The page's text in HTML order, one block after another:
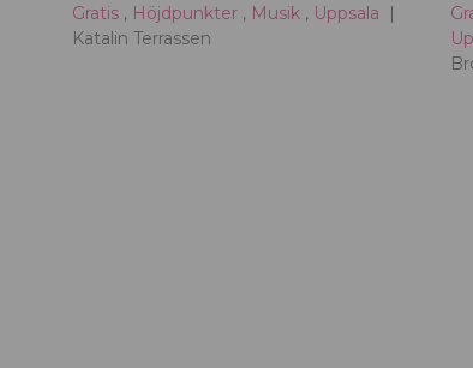
Gratis , Höjdpunkter , Musik , Uppsala
Katalin Terrassen